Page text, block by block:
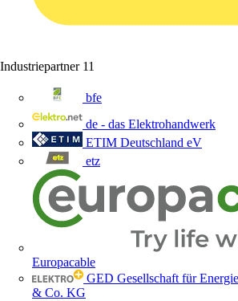
Industriepartner 11
bfe
de - das Elektrohandwerk
ETIM Deutschland eV
etz
Europacable
GED Gesellschaft für
& Co. KG